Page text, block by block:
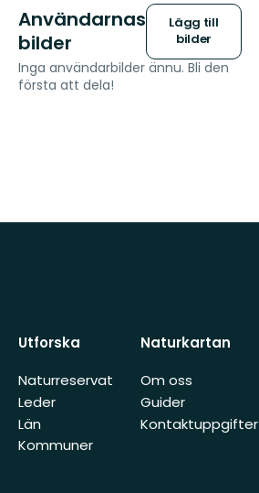
Användarnas
bilder
Lägg till
bilder
Inga användarbilder ännu. Bli den
första att dela!
Utforska
Naturreservat
Leder
Län
Kommuner
Naturkartan
Om oss
Guider
Kontaktuppgifter